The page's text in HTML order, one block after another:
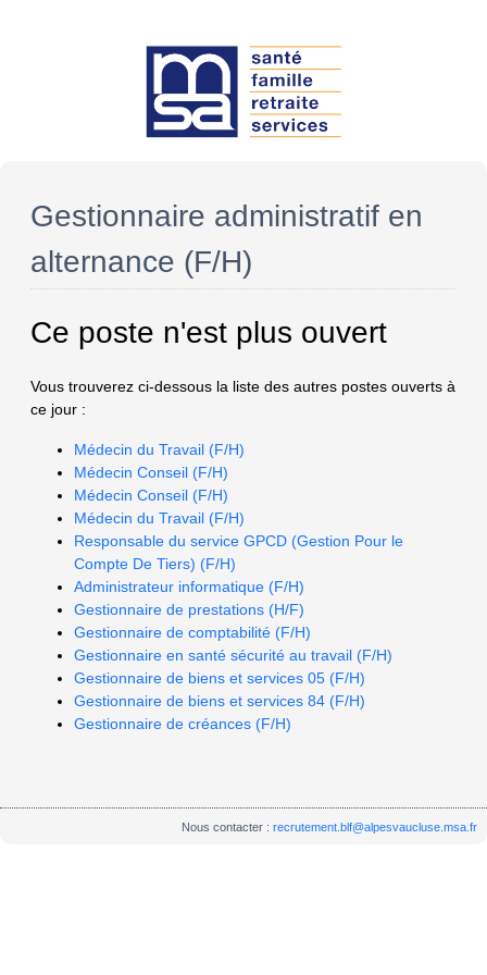
Gestionnaire administratif en
alternance (F/H)
Ce poste n'est plus ouvert
Vous trouverez ci-dessous la liste des autres postes ouverts à
ce jour :
Médecin du Travail (F/H)
Médecin Conseil (F/H)
Médecin Conseil (F/H)
Médecin du Travail (F/H)
Responsable du service GPCD (Gestion Pour le
Compte De Tiers) (F/H)
Administrateur informatique (F/H)
Gestionnaire de prestations (H/F)
Gestionnaire de comptabilité (F/H)
Gestionnaire en santé sécurité au travail (F/H)
Gestionnaire de biens et services 05 (F/H)
Gestionnaire de biens et services 84 (F/H)
Gestionnaire de créances (F/H)
Nous contacter :recrutement.blf@alpesvaucluse.msa.fr